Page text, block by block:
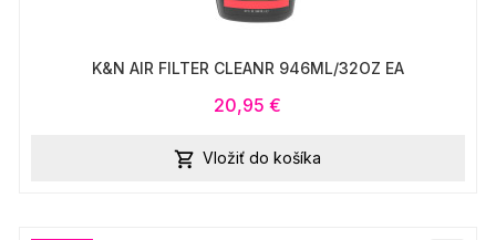
K&N AIR FILTER CLEANR 946ML/32OZ EA
20,95 €
 Vložiť do košíka